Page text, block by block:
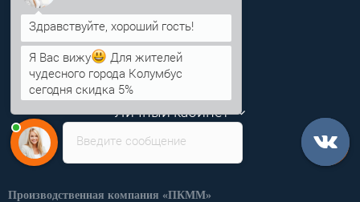
Информация
Категории
Личный кабинет
Производственная компания «ПКММ»
Введите сообщение
Я Вас вижу
Для жителей
чудесного города Колумбус
сегодня скидка 5%